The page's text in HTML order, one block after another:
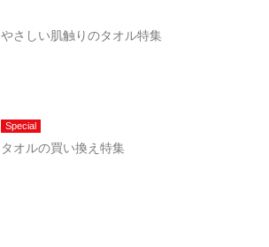
やさしい肌触りのタオル特集
Special
タオルの買い換え特集